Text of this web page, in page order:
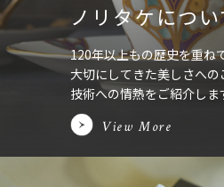
ノリタケについ
120年以上もの歴史を重ね
大切にしてきた美しさへの
技術への情熱をご紹介しま
View More